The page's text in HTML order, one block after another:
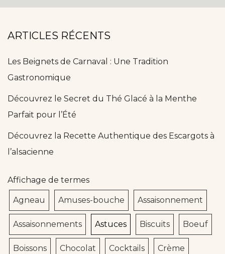
ARTICLES RÉCENTS
Les Beignets de Carnaval : Une Tradition
Gastronomique
Découvrez le Secret du Thé Glacé à la Menthe
Parfait pour l’Été
Découvrez la Recette Authentique des Escargots à
l’alsacienne
Affichage de termes
Agneau Amuses-bouche Assaisonnement
Assaisonnements Astuces Biscuits Boeuf
Boissons Chocolat Cocktails Crème